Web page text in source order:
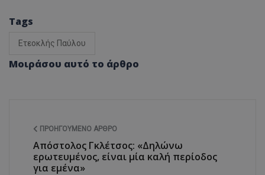
Tags
Ετεοκλής Παύλου
Μοιράσου αυτό το άρθρο
ΠΡΟΗΓΟΎΜΕΝΟ ΆΡΘΡΟ
Απόστολος Γκλέτσος: «Δηλώνω
ερωτευμένος, είναι μία καλή περίοδος
για εμένα»